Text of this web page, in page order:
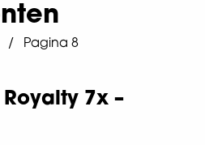
Pagina 8
7x –